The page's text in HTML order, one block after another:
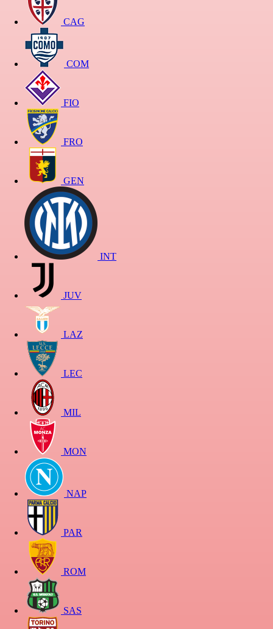
CAG
COM
FIO
FRO
GEN
INT
JUV
LAZ
LEC
MIL
MON
NAP
PAR
ROM
SAS